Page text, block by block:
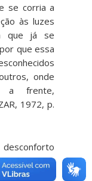
se corria a
às luzes
que já se
que essa
onde
a frente,
1972, p.
pistas e as
à náusea”